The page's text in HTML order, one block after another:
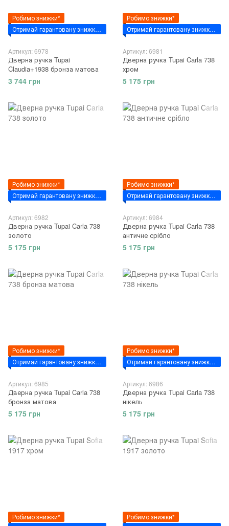
Робимо знижки*
Отримай гарантовану знижку за промокодом - "VSIM7"
Артикул: 6978
Дверна ручка Tupai
Claudia+1938 бронза матова
3 744 грн
Робимо знижки*
Отримай гарантовану знижку за промокодом - "VSIM7"
Артикул: 6981
Дверна ручка Tupai Carla 738
хром
5 175 грн
Робимо знижки*
Отримай гарантовану знижку за промокодом - "VSIM7"
Артикул: 6982
Дверна ручка Tupai Carla 738
золото
5 175 грн
Робимо знижки*
Отримай гарантовану знижку за промокодом - "VSIM7"
Артикул: 6984
Дверна ручка Tupai Carla 738
античне срібло
5 175 грн
Робимо знижки*
Отримай гарантовану знижку за промокодом - "VSIM7"
Артикул: 6985
Дверна ручка Tupai Carla 738
бронза матова
5 175 грн
Робимо знижки*
Отримай гарантовану знижку за промокодом - "VSIM7"
Артикул: 6986
Дверна ручка Tupai Carla 738
нікель
5 175 грн
Робимо знижки*
Робимо знижки*